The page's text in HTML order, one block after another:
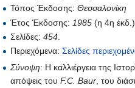
Τόπος Έκδοσης:Θεσσαλονίκη
Έτος Έκδοσης: 1985 (η 4η έκδ.)
Σελίδες:454
Περιεχόμενα:Σελίδες
Σύνοψη: Η καλλιέργεια της
απόψεις τουF.C. Baur , του